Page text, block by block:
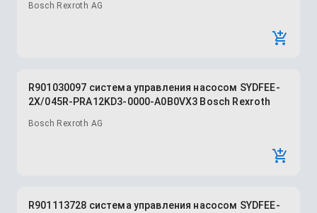
Bosch Rexroth AG
R901030097 система управления насосом SYDFEE-
2X/045R-PRA12KD3-0000-A0B0VX3 Bosch Rexroth
Bosch Rexroth AG
R901113728 система управления насосом SYDFEE-